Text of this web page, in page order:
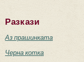
Разкази
Аз прашинката
Черна котка